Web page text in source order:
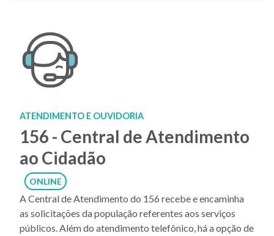
ATENDIMENTO E OUVIDORIA
156 - Central de Atendimento
ao Cidadão
ONLINE
A Central de Atendimento do 156 recebe e encaminha
as solicitações da população referentes aos serviços
públicos. Além do atendimento telefônico, há a opção de